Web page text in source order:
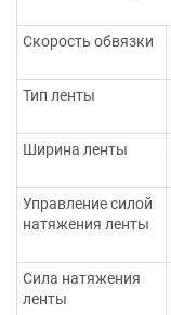
Скорость обвязки
Тип ленты
Ширина ленты
Управление силой
натяжения ленты
Сила натяжения
ленты